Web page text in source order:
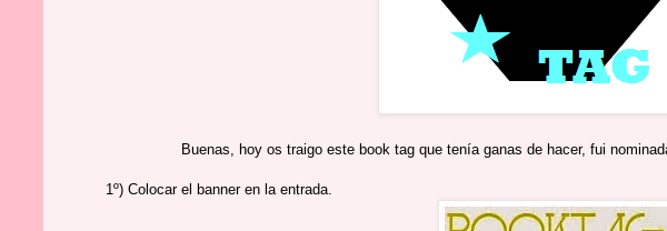
Buenas, hoy os traigo este book tag que tenía ganas de hacer, fui
1º) Colocar el banner en la entrada.